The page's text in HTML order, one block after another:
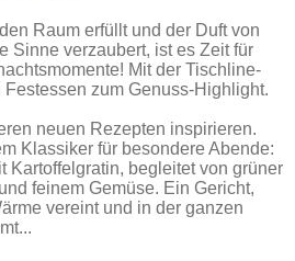
Raum erfüllt und der Duft von
Sinne verzaubert, ist es Zeit für
Mit der Tischline-
zum Genuss-Highlight.
neuen Rezepten inspirieren.
Klassiker für besondere Abende:
Kartoffelgratin, begleitet von grüner
feinem Gemüse. Ein Gericht,
vereint und in der ganzen